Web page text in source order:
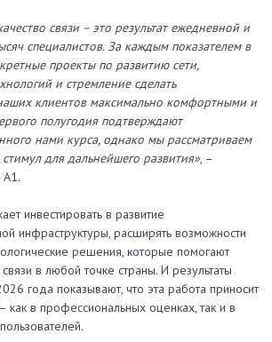
связи – это результат ежедневной и
специалистов. За каждым показателем в
проекты по развитию сети,
и стремление сделать
клиентов максимально комфортными и
полугодия подтверждают
нами курса, однако мы рассматриваем
для дальнейшего развития», –
А1.
инвестировать в развитие
инфраструктуры, расширять возможности
решения, которые помогают
в любой точке страны. И результаты
года показывают, что эта работа приносит
как в профессиональных оценках, так и в